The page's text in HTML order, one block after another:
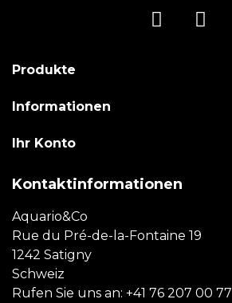
Produkte
Informationen
Ihr Konto
Kontaktinformationen
Aquario&Co
Rue du Pré-de-la-Fontaine 19
1242 Satigny
Schweiz
Rufen Sie uns an: +41 76 207 00 77